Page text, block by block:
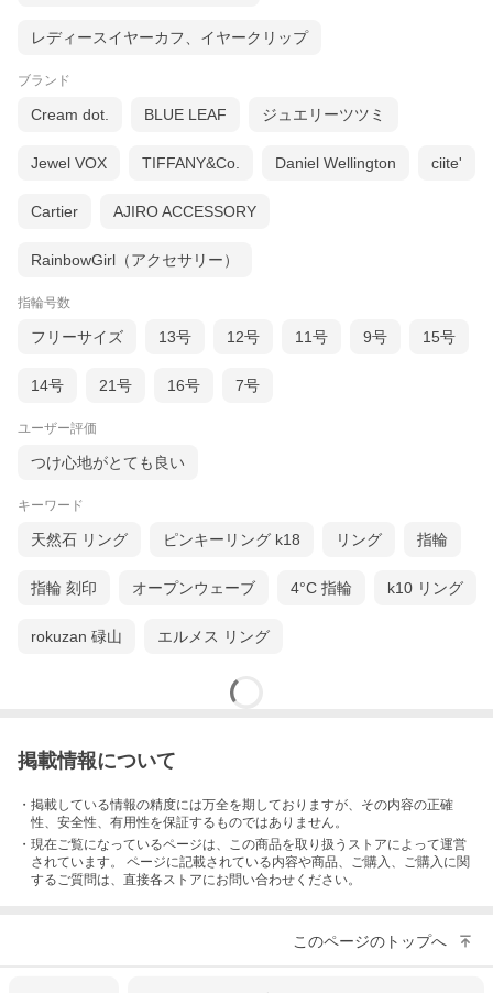
レディースイヤーカフ、イヤークリップ
ブランド
Cream dot. BLUE LEAF ジュエリーツツミ
Jewel VOX TIFFANY&Co. Daniel Wellington ciite'
Cartier AJIRO ACCESSORY
RainbowGirl（アクセサリー）
指輪号数
フリーサイズ 13号 12号 11号 9号 15号
14号 21号 16号 7号
ユーザー評価
つけ心地がとても良い
キーワード
天然石 リング ピンキーリング k18 リング 指輪
指輪 刻印 オープンウェーブ 4°C 指輪 k10 リング
rokuzan 碌山 エルメス リング
掲載情報について
・掲載している情報の精度には万全を期しておりますが、その内容の正確
性、安全性、有用性を保証するものではありません。
・現在ご覧になっているページは、この商品を取り扱うストアによって運営
されています。 ページに記載されている内容や商品、ご購入 、ご購入に関
するご質問は、直接各ストアにお問い合わせください。
このページのトップへ